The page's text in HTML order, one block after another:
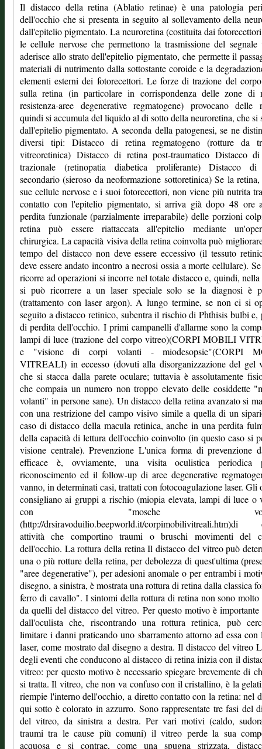
Il distacco della retina (Ablatio retinae) è una patologia
dell'occhio che si presenta in seguito al sollevamento della
dall'epitelio pigmentato. La neuroretina (costituita dai
le cellule nervose che permettono la trasmissione del segnale
aderisce allo strato dell'epitelio pigmentato, che permette il
materiali di nutrimento dalla sottostante coroide e la
elementi esterni dei fotorecettori. Le forze di trazione del
sulla retina (in particolare in corrispondenza delle zone di
resistenza-aree degenerative regmatogene) provocano delle
quindi si accumula del liquido al di sotto della neuroretina, che si
dall'epitelio pigmentato. A seconda della patogenesi, se ne
diversi tipi: Distacco di retina regmatogeno (rotture da
vitreoretinica) Distacco di retina post-traumatico Distacco
trazionale (retinopatia diabetica proliferante) Distacco di
secondario (sieroso da neoformazione sottoretinica) Se la
sue cellule nervose e i suoi fotorecettori, non viene più nutrita
contatto con l'epitelio pigmentato, si arriva già dopo 48 ore
perdita funzionale (parzialmente irreparabile) delle porzioni
retina può essere riattaccata all'epitelio mediante
chirurgica. La capacità visiva della retina coinvolta può
tempo del distacco non deve essere eccessivo (il tessuto
deve essere andato incontro a necrosi ossia a morte cellulare).
ricorre ad operazioni si incorre nel totale distacco e, quindi, nella
si può ricorrere a un laser speciale solo se la diagnosi è
(trattamento con laser argon). A lungo termine, se non ci si
seguito a distacco retinico, subentra il rischio di Phthisis bulbi e,
di perdita dell'occhio. I primi campanelli d'allarme sono la
lampi di luce (trazione del corpo vitreo)(CORPI MOBILI
e "visione di corpi volanti - miodesopsie"(CORPI
VITREALI) in eccesso (dovuti alla disorganizzazione del gel
che si stacca dalla parete oculare; tuttavia è assolutamente
che compaia un numero non troppo elevato delle cosiddette
volanti" in persone sane). Un distacco della retina avanzato si
con una restrizione del campo visivo simile a quella di un
caso di distacco della macula retinica, anche in una perdita
della capacità di lettura dell'occhio coinvolto (in questo caso si
visione centrale). Prevenzione L'unica forma di prevenzione
efficace è, ovviamente, una visita oculistica
riconoscimento ed il follow-up di aree degenerative
vanno, in determinati casi, trattati con fotocoagulazione laser. Gli
consigliano ai gruppi a rischio (miopia elevata, lampi di luce o
con "mosche
(http://drsiravoduilio.beepworld.it/corpimobilivitreali.htm)di
attività che comportino traumi o bruschi movimenti del
dell'occhio. La rottura della retina Il distacco del vitreo può
una o più rotture della retina, per debolezza di quest'ultima
"aree degenerative"), per adesioni anomale o per entrambi i
disegno, a sinistra, è mostrata una rottura di retina dalla classica
ferro di cavallo". I sintomi della rottura di retina non sono molto
da quelli del distacco del vitreo. Per questo motivo è importante
dall'oculista che, riscontrando una rottura retinica, può
limitare i danni praticando uno sbarramento attorno ad essa con
laser, come mostrato dal disegno a destra. Il distacco del vitreo
degli eventi che conducono al distacco di retina inizia con il
vitreo: per questo motivo è necessario spiegare brevemente di
si tratta. Il vitreo, che non va confuso con il cristallino, è la
riempie l'interno dell'occhio, a diretto contatto con la retina: nel
qui sotto è colorato in azzurro. Sono rappresentate tre fasi del
del vitreo, da sinistra a destra. Per vari motivi (caldo,
traumi tra le cause più comuni) il vitreo perde la sua
acquosa e si contrae, come una spugna strizzata,